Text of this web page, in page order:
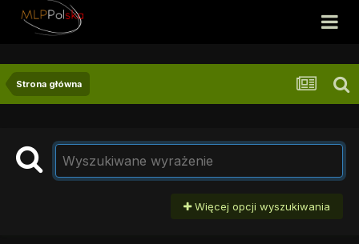
Strona główna
Więcej opcji wyszukiwania